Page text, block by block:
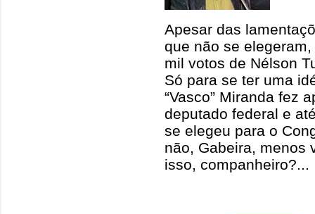
Apesar das
que não se
mil votos de Nélson
Só para se ter uma
“Vasco” Miranda fez
deputado federal e
se elegeu para o
não, Gabeira, menos
isso,